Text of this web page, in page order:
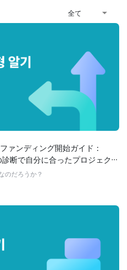
全て
ァンディング開始ガイド：
断で自分に合ったプロジェクト
のだろうか？